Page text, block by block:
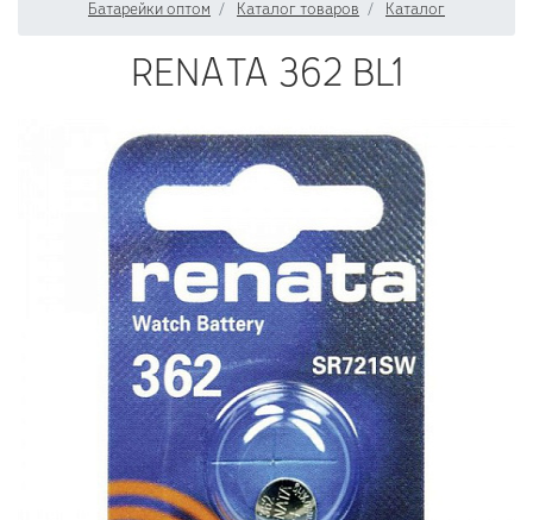
Батарейки оптом Каталог товаров Каталог
RENATA 362 BL1